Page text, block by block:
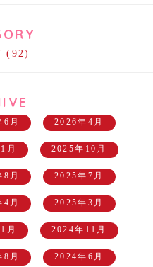
(92)
月 2026年4月
月 2025年10月
月 2025年7月
月 2025年3月
月 2024年11月
月 2024年6月